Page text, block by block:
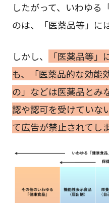
したがって、いわゆる
のは、「医薬品等」に
しかし、
「医薬品等
も、「医薬品的な効能
の」などは医薬品とみ
認や認可を受けていな
て広告が禁止されてし